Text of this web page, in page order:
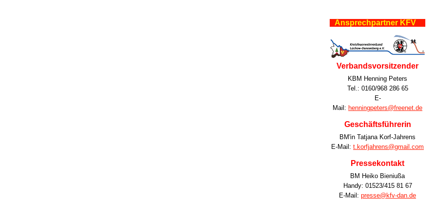
Ansprechpartner KFV
Verbandsvorsitzender
KBM Henning Peters
Tel.: 0160/968 286 65
E-
Mail: henningpeters@freenet.de
Geschäftsführerin
BM'in Tatjana Korf-Jahrens
E-Mail: t.korfjahrens@gmail.com
Pressekontakt
BM Heiko Bieniußa
Handy: 01523/415 81 67
E-Mail: presse@kfv-dan.de